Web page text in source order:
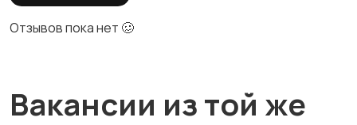
Отзывов пока нет 🥴
Вакансии из той же